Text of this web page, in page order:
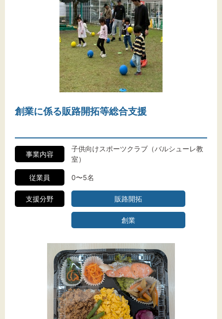
創業に係る販路開拓等総合支援
事業内容
子供向けスポーツクラブ（バルシューレ教
室）
従業員 0〜5名
支援分野 販路開拓
創業